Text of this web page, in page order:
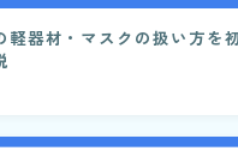
軽器材・マスクの扱い方を